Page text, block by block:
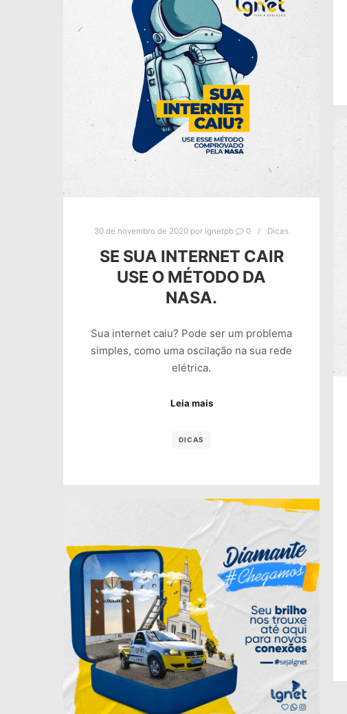
30 de novembro de 2020 por lgnetpb 0 Dicas
SE SUA INTERNET CAIR
USE O MÉTODO DA
NASA.
Sua internet caiu? Pode ser um problema
simples, como uma oscilação na sua rede
elétrica.
Leia mais
DICAS